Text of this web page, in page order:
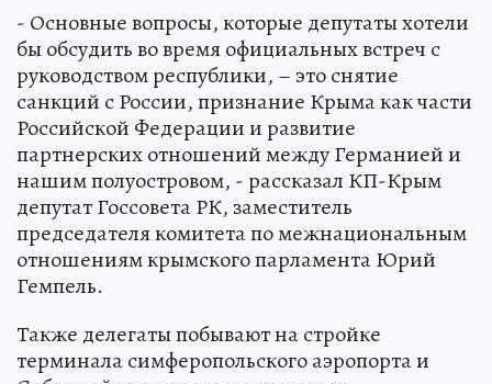
- Основные вопросы, которые депутаты хотели
бы обсудить во время официальных встреч с
руководством республики, – это снятие
санкций с России, признание Крыма как части
Российской Федерации и развитие
партнерских отношений между Германией и
нашим полуостровом, - рассказал КП-Крым
депутат Госсовета РК, заместитель
председателя комитета по межнациональным
отношениям крымского парламента Юрий
Гемпель.
Также делегаты побывают на стройке
терминала симферопольского аэропорта и